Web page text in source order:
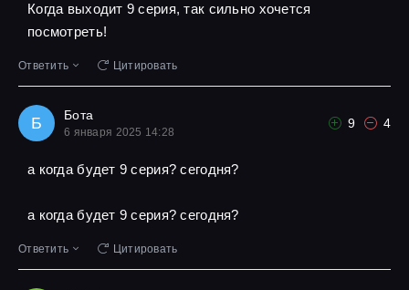
Когда выходит 9 серия, так сильно хочется
посмотреть!
Ответить Цитировать
Б Бота
6 января 2025 14:28
9 4
а когда будет 9 серия? сегодня?
а когда будет 9 серия? сегодня?
Ответить Цитировать